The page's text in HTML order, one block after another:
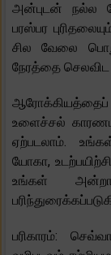
அன்புடன் நல்ல
பரஸ்பர
சில வேலை
நேரத்தை செலவிட
உளைச்சல்
ஏற்படலாம்.
யோகா,
உங்கள்
பரிகாரம்: